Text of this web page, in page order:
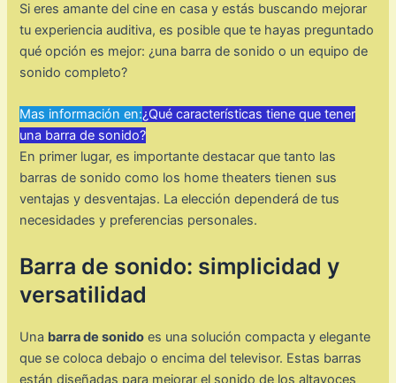
Si eres amante del cine en casa y estás buscando mejorar
tu experiencia auditiva, es posible que te hayas preguntado
qué opción es mejor: ¿una barra de sonido o un equipo de
sonido completo?
Mas información en:¿Qué características tiene que tener
una barra de sonido?
En primer lugar, es importante destacar que tanto las
barras de sonido como los home theaters tienen sus
ventajas y desventajas. La elección dependerá de tus
necesidades y preferencias personales.
Barra de sonido: simplicidad y
versatilidad
Una barra de sonido es una solución compacta y elegante
que se coloca debajo o encima del televisor. Estas barras
están diseñadas para mejorar el sonido de los altavoces